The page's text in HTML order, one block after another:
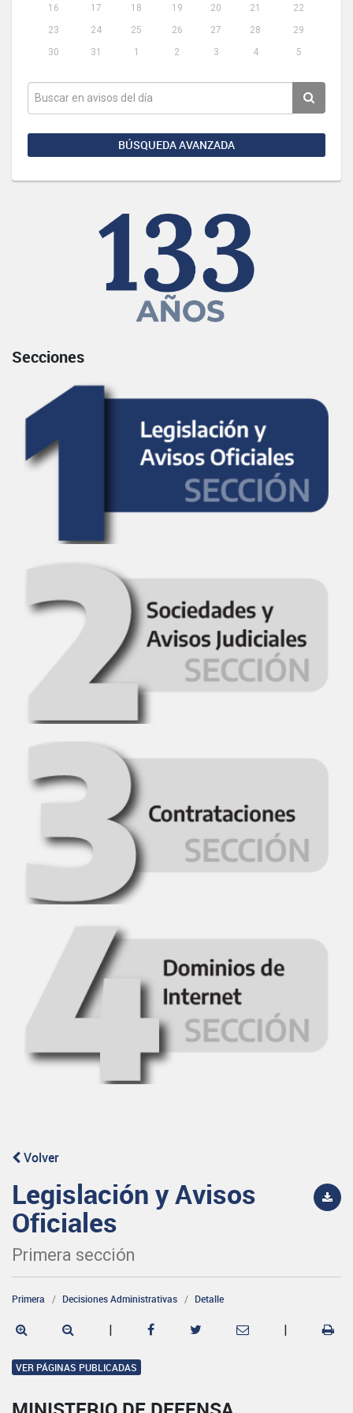
16
17 18 19 20 21
22
23
24 25 26 27 28
29
30
31 1 2 3 4 5
BÚSQUEDA AVANZADA
Secciones
Volver
Legislación y Avisos
Oficiales
Primera sección
Primera Decisiones Administrativas Detalle
| |
VER PÁGINAS PUBLICADAS